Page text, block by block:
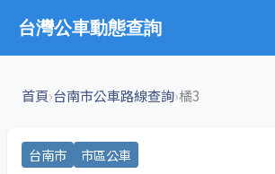
台灣公車動態查詢
首頁›台南市公車路線查詢›橘3
台南市 市區公車